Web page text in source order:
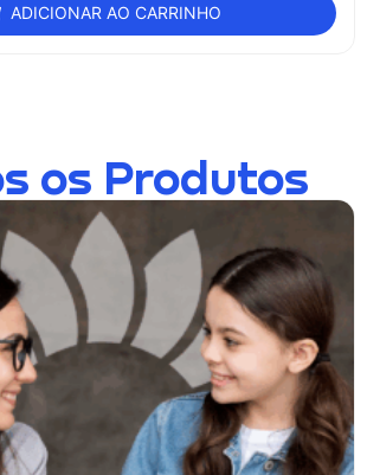
ADICIONAR AO CARRINHO
os Produtos